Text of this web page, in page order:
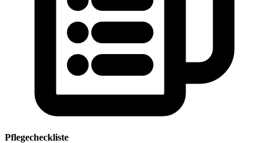
Pflegecheckliste